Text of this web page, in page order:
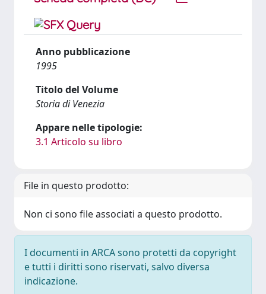
Anno pubblicazione
1995
Titolo del Volume
Storia di Venezia
Appare nelle tipologie:
3.1 Articolo su libro
File in questo prodotto:
Non ci sono file associati a questo prodotto.
I documenti in ARCA sono protetti da copyright
e tutti i diritti sono riservati, salvo diversa
indicazione.